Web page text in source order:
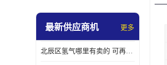
乙炔
最新供应商机 更多
北辰区氢气哪里有卖的 可再生 实验室应用